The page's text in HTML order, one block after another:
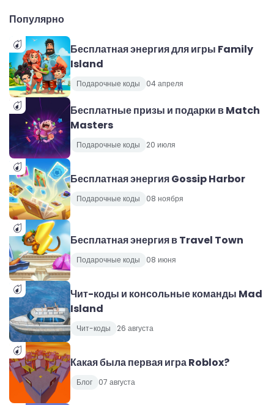
Популярно
Бесплатная энергия для игры Family
Island
Подарочные коды 04 апреля
Бесплатные призы и подарки в Match
Masters
Подарочные коды 20 июля
Бесплатная энергия Gossip Harbor
Подарочные коды 08 ноября
Бесплатная энергия в Travel Town
Подарочные коды 08 июня
Чит-коды и консольные команды Mad
Island
Чит-коды 26 августа
Какая была первая игра Roblox?
Блог 07 августа